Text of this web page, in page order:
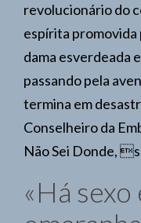
revolucionário do
espírita
dama esverdeada
passando pela
termina em
Conselheiro da
Não Sei Donde,
«Há